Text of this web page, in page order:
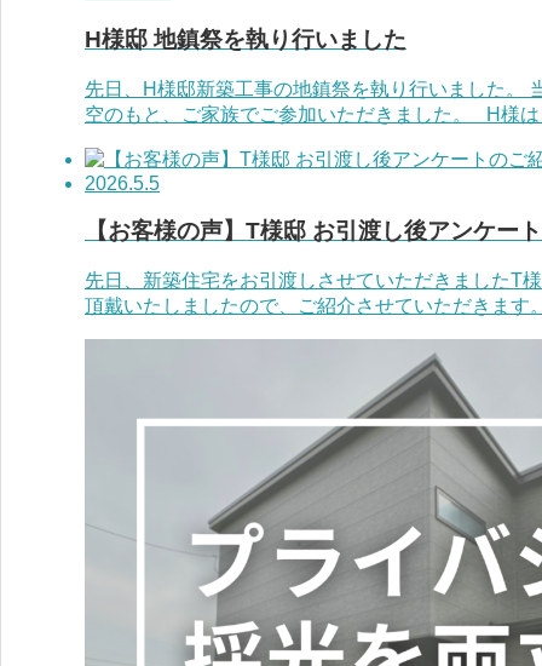
H様邸 地鎮祭を執り行いました
先日、H様邸新築工事の地鎮祭を執り行いました。
空のもと、ご家族でご参加いただきました。 H様は
2026.5.5
【お客様の声】T様邸 お引渡し後アンケー
先日、新築住宅をお引渡しさせていただきましたT
頂戴いたしましたので、ご紹介させていただきます